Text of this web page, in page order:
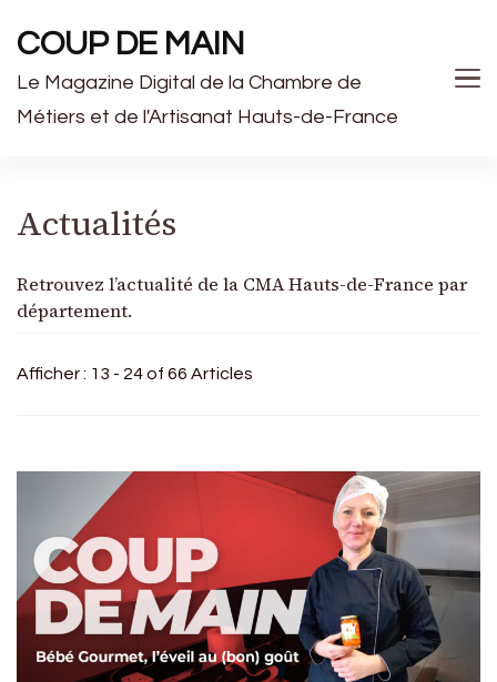
COUP DE MAIN
Le Magazine Digital de la Chambre de
Métiers et de l'Artisanat Hauts-de-France
Actualités
Retrouvez l’actualité de la CMA Hauts-de-France par
département.
Afficher : 13 - 24 of 66 Articles